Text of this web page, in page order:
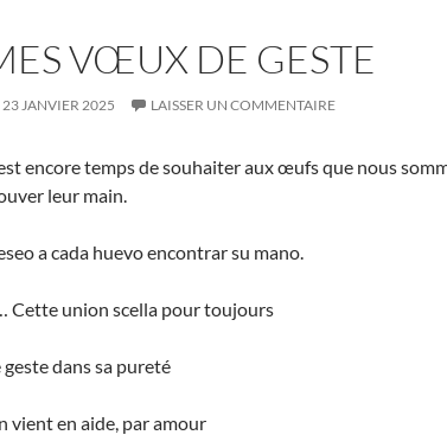
VŒUX DE GESTE
23 JANVIER 2025 LAISSER UN COMMENTAIRE
encore temps de souhaiter aux œufs que nous
leur main.
a cada huevo encontrar su mano.
Cette union scella pour toujours
geste dans sa pureté
vient en aide, par amour